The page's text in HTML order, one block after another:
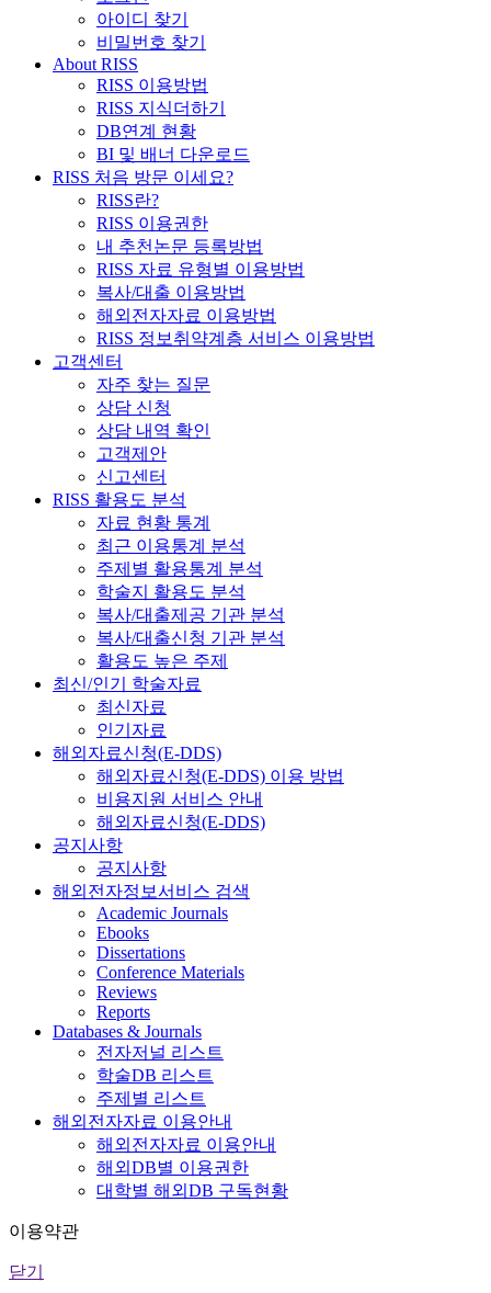
아이디 찾기
비밀번호 찾기
About RISS
RISS 이용방법
RISS 지식더하기
DB연계 현황
BI 및 배너 다운로드
RISS 처음 방문 이세요?
RISS란?
RISS 이용권한
내 추천논문 등록방법
RISS 자료 유형별 이용방법
복사/대출 이용방법
해외전자자료 이용방법
RISS 정보취약계층 서비스 이용방법
고객센터
자주 찾는 질문
상담 신청
상담 내역 확인
고객제안
신고센터
RISS 활용도 분석
자료 현황 통계
최근 이용통계 분석
주제별 활용통계 분석
학술지 활용도 분석
복사/대출제공 기관 분석
복사/대출신청 기관 분석
활용도 높은 주제
최신/인기 학술자료
최신자료
인기자료
해외자료신청(E-DDS)
해외자료신청(E-DDS) 이용 방법
비용지원 서비스 안내
해외자료신청(E-DDS)
공지사항
공지사항
해외전자정보서비스 검색
Academic Journals
Ebooks
Dissertations
Conference Materials
Reviews
Reports
Databases & Journals
전자저널 리스트
학술DB 리스트
주제별 리스트
해외전자자료 이용안내
해외전자자료 이용안내
해외DB별 이용권한
대학별 해외DB 구독현황
이용약관
닫기